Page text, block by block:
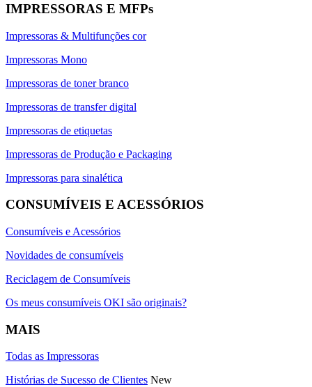
IMPRESSORAS E MFPs
Impressoras & Multifunções cor
Impressoras Mono
Impressoras de toner branco
Impressoras de transfer digital
Impressoras de etiquetas
Impressoras de Produção e Packaging
Impressoras para sinalética
CONSUMÍVEIS E ACESSÓRIOS
Consumíveis e Acessórios
Novidades de consumíveis
Reciclagem de Consumíveis
Os meus consumíveis OKI são originais?
MAIS
Todas as Impressoras
Histórias de Sucesso de Clientes New